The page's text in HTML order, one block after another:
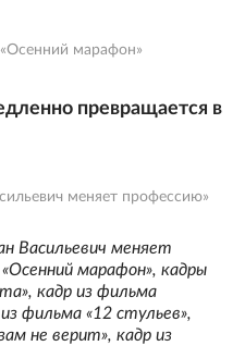
марафон»
превращается в
меняет профессию»
Васильевич меняет
марафон», кадры
кадр из фильма
фильма «12 стульев»,
не верит», кадр из